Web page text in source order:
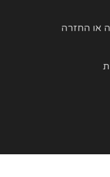
או החזרה